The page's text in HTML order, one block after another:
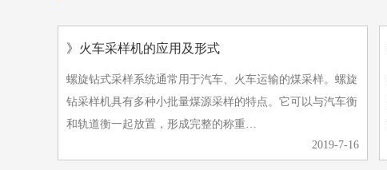
》火车采样机的应用及形式
螺旋钻式采样系统通常用于汽车、火车运输的煤采样。螺旋
钻采样机具有多种小批量煤源采样的特点。它可以与汽车衡
和轨道衡一起放置，形成完整的称重…
2019-7-16